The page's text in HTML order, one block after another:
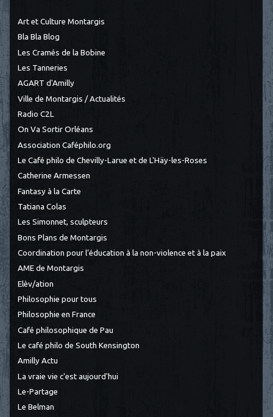
Art et Culture Montargis
Bla Bla Blog
Les Cramés de la Bobine
Les Tanneries
AGART d'Amilly
Ville de Montargis / Actualités
Radio C2L
On Va Sortir Orléans
Association Caféphilo.org
Le Café philo de Chevilly-Larue et de L'Häy-les-Roses
Catherine Armessen
Fantasy à la Carte
Tatiana Colas
Les Simonnet, sculpteurs
Bons Plans de Montargis
Coordination pour l’éducation à la non-violence et à la paix
AME de Montargis
Elèv/ation
Philosophie pour tous
Philosophie en France
Café philosophique de Pau
Le café philo de South Kensington
Amilly Actu
La vraie vie c'est aujourd'hui
Le-Partage
Le Belman